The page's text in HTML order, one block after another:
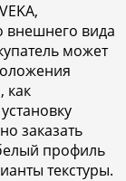
внешнего вида
может
как
заказать
профиль
текстуры.